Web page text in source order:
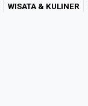
WISATA & KULINER